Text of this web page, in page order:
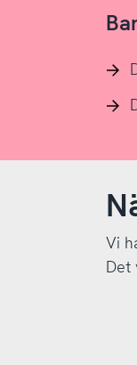
Vi
Det